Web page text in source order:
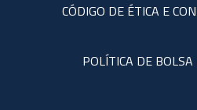
CÓDIGO DE ÉTICA E
POLÍTICA DE